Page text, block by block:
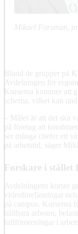
Mikael Forsman,
Bland de grupper på
Avdelningen för
Kurserna kommer att
schema, vilket kan
– Målet är att det ska
på företag att
ser många chefer ett
på arbetstid, säger
Forskare i
Avdelningens kurser
videoföreläsningar
på campus. Kurserna
hållbara arbeten,
luftföroreningar i